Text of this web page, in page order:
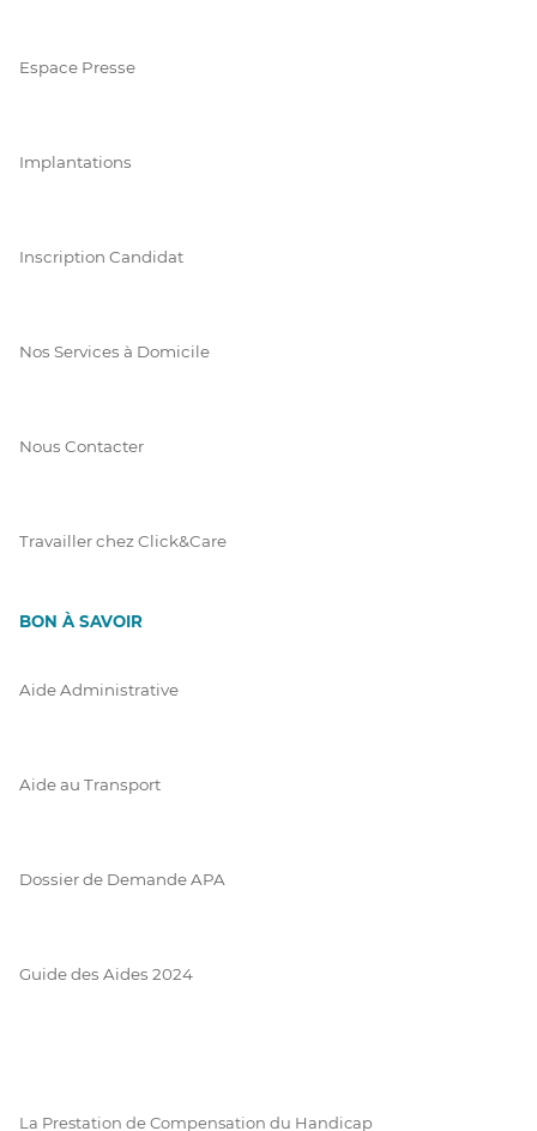
Espace Presse
Implantations
Inscription Candidat
Nos Services à Domicile
Nous Contacter
Travailler chez Click&Care
BON À SAVOIR
Aide Administrative
Aide au Transport
Dossier de Demande APA
Guide des Aides 2024
La Prestation de Compensation du Handicap